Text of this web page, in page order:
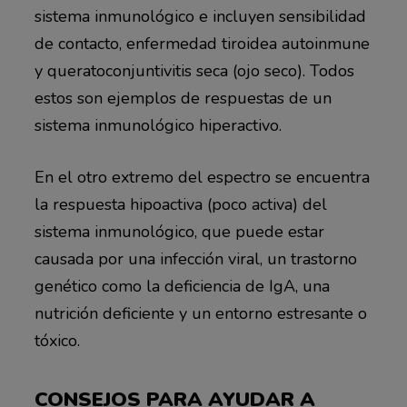
sistema inmunológico e incluyen sensibilidad
de contacto, enfermedad tiroidea autoinmune
y queratoconjuntivitis seca (ojo seco). Todos
estos son ejemplos de respuestas de un
sistema inmunológico hiperactivo.
En el otro extremo del espectro se encuentra
la respuesta hipoactiva (poco activa) del
sistema inmunológico, que puede estar
causada por una infección viral, un trastorno
genético como la deficiencia de IgA, una
nutrición deficiente y un entorno estresante o
tóxico.
CONSEJOS PARA AYUDAR A